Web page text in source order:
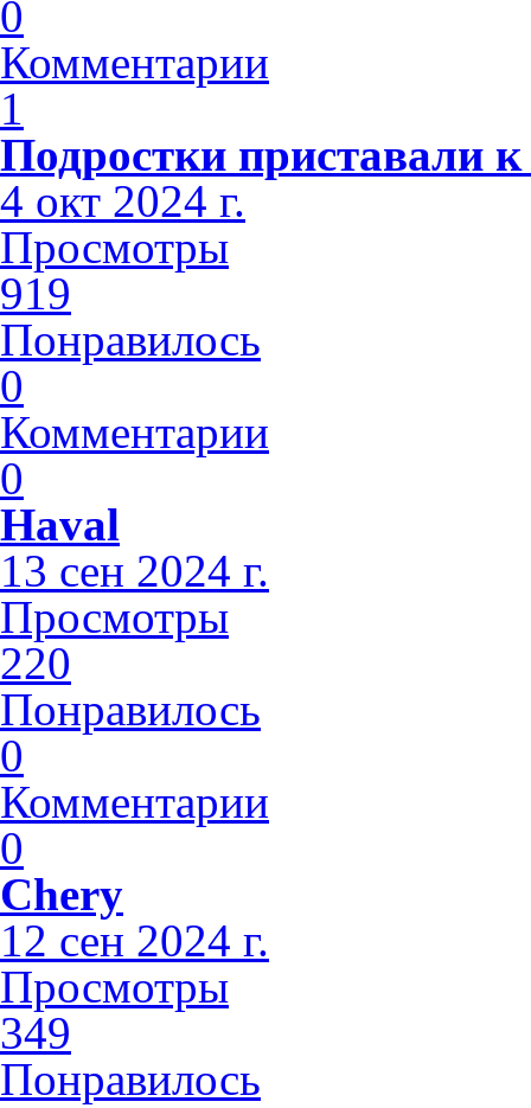
0
Комментарии
1
Подростки приставали
4 окт 2024 г.
Просмотры
919
Понравилось
0
Комментарии
0
Haval
13 сен 2024 г.
Просмотры
220
Понравилось
0
Комментарии
0
Chery
12 сен 2024 г.
Просмотры
349
Понравилось